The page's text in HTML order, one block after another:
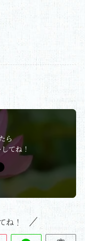
ら
てね！
ね！